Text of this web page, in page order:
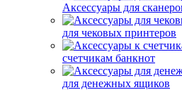
Аксессуары для
для чековых принтеров
счетчикам банкнот
для денежных ящиков